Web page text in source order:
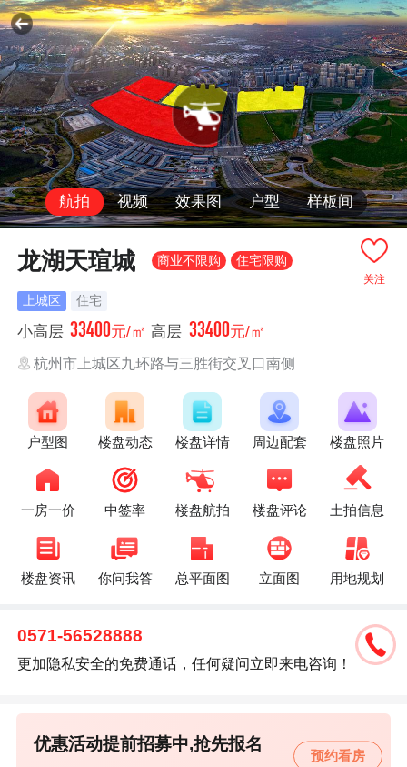
航拍 视频 效果图 户型 样板间
关注
龙湖天瑄城 商业不限购 住宅限购
上城区 住宅
小高层 33400元/㎡ 高层 33400元/㎡
杭州市上城区九环路与三胜街交叉口南侧
户型图 楼盘动态 楼盘详情 周边配套 楼盘照片
一房一价 中签率 楼盘航拍 楼盘评论 土拍信息
楼盘资讯 你问我答 总平面图 立面图 用地规划
0571-56528888
更加隐私安全的免费通话，任何疑问立即来电咨询！
优惠活动提前招募中,抢先报名
预约看房